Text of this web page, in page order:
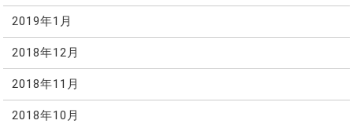
2019年1月
2018年12月
2018年11月
2018年10月